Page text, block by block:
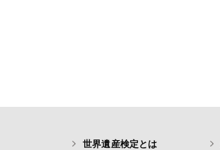
世界遺産検定とは